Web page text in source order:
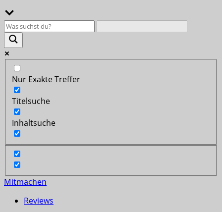
Nur Exakte Treffer
Titelsuche
Inhaltsuche
Mitmachen
Reviews